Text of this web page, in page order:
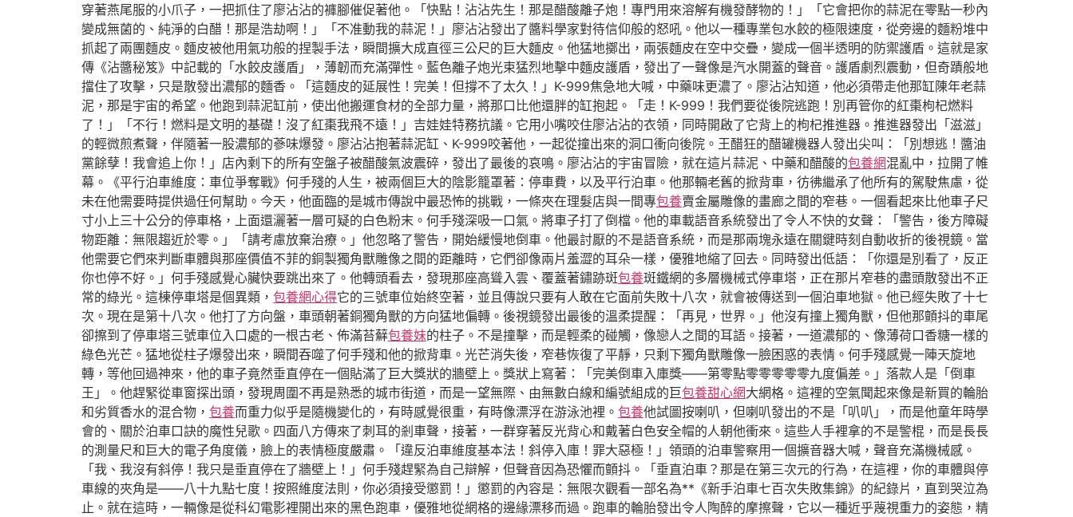
穿著燕尾服的小爪子，一把抓住了廖沾沾的褲腳催促著他。「快點！沾沾先生！那是醋酸離子炮！專門用來溶解有機發酵物的！」「它會把你的蒜泥在零點一秒內
變成無菌的、純淨的白醋！那是浩劫啊！」「不准動我的蒜泥！」廖沾沾發出了醬料學家對待信仰般的怒吼。他以一種專業包水餃的極限速度，從旁邊的麵粉堆中
抓起了兩團麵皮。麵皮被他用氣功般的捏製手法，瞬間擴大成直徑三公尺的巨大麵皮。他猛地擲出，兩張麵皮在空中交疊，變成一個半透明的防禦護盾。這就是家
傳《沾醬秘笈》中記載的「水餃皮護盾」，薄韌而充滿彈性。藍色離子炮光束猛烈地擊中麵皮護盾，發出了一聲像是汽水開蓋的聲音。護盾劇烈震動，但奇蹟般地
擋住了攻擊，只是散發出濃郁的麵香。「這麵皮的延展性！完美！但撐不了太久！」K-999焦急地大喊，中藥味更濃了。廖沾沾知道，他必須帶走他那缸陳年老蒜
泥，那是宇宙的希望。他跑到蒜泥缸前，使出他搬運食材的全部力量，將那口比他還胖的缸抱起。「走！K-999！我們要從後院逃跑！別再管你的紅棗枸杞燃料
了！」「不行！燃料是文明的基礎！沒了紅棗我飛不遠！」吉娃娃特務抗議。它用小嘴咬住廖沾沾的衣領，同時開啟了它背上的枸杞推進器。推進器發出「滋滋」
的輕微煎煮聲，伴隨著一股濃郁的蔘味爆發。廖沾沾抱著蒜泥缸、K-999咬著他，一起從撞出來的洞口衝向後院。王醋狂的醋罐機器人發出尖叫：「別想逃！醬油
黨餘孽！我會追上你！」店內剩下的所有空盤子被醋酸氣波震碎，發出了最後的哀鳴。廖沾沾的宇宙冒險，就在這片蒜泥、中藥和醋酸的包養網混亂中，拉開了帷
幕。《平行泊車維度：車位爭奪戰》何手殘的人生，被兩個巨大的陰影籠罩著：停車費，以及平行泊車。他那輛老舊的掀背車，彷彿繼承了他所有的駕駛焦慮，從
未在他需要時提供過任何幫助。今天，他面臨的是城市傳說中最恐怖的挑戰，一條夾在理髮店與一間專包養賣金屬雕像的畫廊之間的窄巷。一個看起來比他車子尺
寸小上三十公分的停車格，上面還灑著一層可疑的白色粉末。何手殘深吸一口氣。將車子打了倒檔。他的車載語音系統發出了令人不快的女聲：「警告，後方障礙
物距離：無限趨近於零。」「請考慮放棄治療。」他忽略了警告，開始緩慢地倒車。他最討厭的不是語音系統，而是那兩塊永遠在關鍵時刻自動收折的後視鏡。當
他需要它們來判斷車體與那座價值不菲的銅製獨角獸雕像之間的距離時，它們卻像兩片羞澀的耳朵一樣，優雅地縮了回去。同時發出低語：「你還是別看了，反正
你也停不好。」何手殘感覺心臟快要跳出來了。他轉頭看去，發現那座高聳入雲、覆蓋著鏽跡斑包養斑鐵網的多層機械式停車塔，正在那片窄巷的盡頭散發出不正
常的綠光。這棟停車塔是個異類， 包養網心得它的三號車位始終空著，並且傳說只要有人敢在它面前失敗十八次，就會被傳送到一個泊車地獄。他已經失敗了十七
次。現在是第十八次。他打了方向盤，車頭朝著銅獨角獸的方向猛地偏轉。後視鏡發出最後的溫柔提醒：「再見，世界。」他沒有撞上獨角獸，但他那顫抖的車尾
卻擦到了停車塔三號車位入口處的一根古老、佈滿苔蘚包養妹的柱子。不是撞擊，而是輕柔的碰觸，像戀人之間的耳語。接著，一道濃郁的、像薄荷口香糖一樣的
綠色光芒。猛地從柱子爆發出來，瞬間吞噬了何手殘和他的掀背車。光芒消失後，窄巷恢復了平靜，只剩下獨角獸雕像一臉困惑的表情。何手殘感覺一陣天旋地
轉，等他回過神來，他的車子竟然垂直停在一個貼滿了巨大獎狀的牆壁上。獎狀上寫著：「完美倒車入庫獎——第零點零零零零零九度偏差。」落款人是「倒車
王」。他趕緊從車窗探出頭，發現周圍不再是熟悉的城市街道，而是一望無際、由無數白線和編號組成的巨包養甜心網大網格。這裡的空氣聞起來像是新買的輪胎
和劣質香水的混合物， 包養而重力似乎是隨機變化的，有時感覺很重，有時像漂浮在游泳池裡。 包養他試圖按喇叭，但喇叭發出的不是「叭叭」，而是他童年時學
會的、關於泊車口訣的魔性兒歌。四面八方傳來了刺耳的剎車聲，接著，一群穿著反光背心和戴著白色安全帽的人朝他衝來。這些人手裡拿的不是警棍，而是長長
的測量尺和巨大的電子角度儀，臉上的表情極度嚴肅。「違反泊車維度基本法！斜停入庫！罪大惡極！」領頭的泊車警察用一個擴音器大喊，聲音充滿機械感。
「我、我沒有斜停！我只是垂直停在了牆壁上！」何手殘趕緊為自己辯解，但聲音因為恐懼而顫抖。「垂直泊車？那是在第三次元的行為，在這裡，你的車體與停
車線的夾角是——八十九點七度！按照維度法則，你必須接受懲罰！」懲罰的內容是：無限次觀看一部名為**《新手泊車七百次失敗集錦》的紀錄片，直到哭泣為
止。就在這時，一輛像是從科幻電影裡開出來的黑色跑車，優雅地從網格的邊緣漂移而過。跑車的輪胎發出令人陶醉的摩擦聲，它以一種近乎蔑視重力的姿態，精